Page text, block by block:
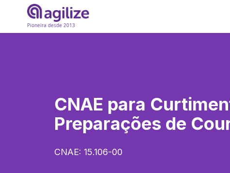
Pioneira desde 2013
CNAE para
Preparações de
CNAE: 15.106-00